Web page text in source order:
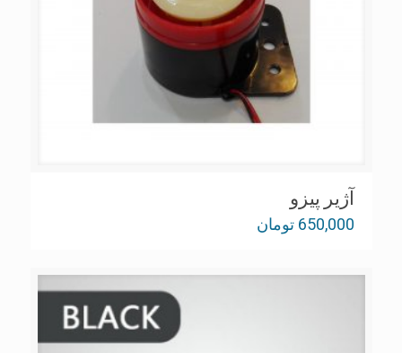
آژير پيزو
650,000 تومان